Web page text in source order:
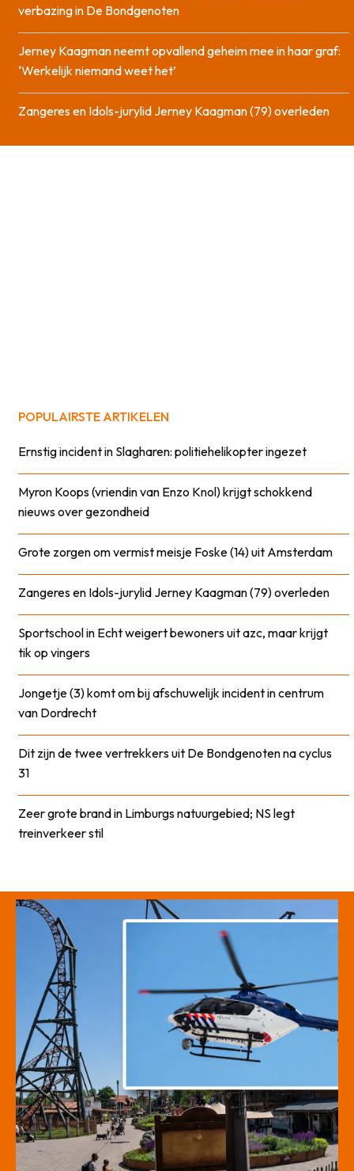
verbazing in De Bondgenoten
Jerney Kaagman neemt opvallend geheim mee in haar graf:
‘Werkelijk niemand weet het’
Zangeres en Idols-jurylid Jerney Kaagman (79) overleden
POPULAIRSTE ARTIKELEN
Ernstig incident in Slagharen: politiehelikopter ingezet
Myron Koops (vriendin van Enzo Knol) krijgt schokkend
nieuws over gezondheid
Grote zorgen om vermist meisje Foske (14) uit Amsterdam
Zangeres en Idols-jurylid Jerney Kaagman (79) overleden
Sportschool in Echt weigert bewoners uit azc, maar krijgt
tik op vingers
Jongetje (3) komt om bij afschuwelijk incident in centrum
van Dordrecht
Dit zijn de twee vertrekkers uit De Bondgenoten na cyclus
31
Zeer grote brand in Limburgs natuurgebied; NS legt
treinverkeer stil